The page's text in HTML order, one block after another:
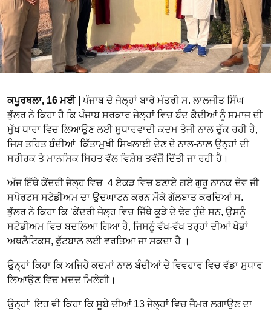
ਕਪੂਰਥਲਾ, 16 ਮਈ | ਪੰਜਾਬ ਦੇ ਜੇਲ੍ਹਾਂ ਬਾਰੇ ਮੰਤਰੀ ਸ. ਲਾਲਜੀਤ ਸਿੰਘ
ਭੁੱਲਰ ਨੇ ਕਿਹਾ ਹੈ ਕਿ ਪੰਜਾਬ ਸਰਕਾਰ ਜੇਲ੍ਹਾਂ ਵਿਚ ਬੰਦ ਕੈਦੀਆਂ ਨੂੰ ਸਮਾਜ ਦੀ
ਮੁੱਖ ਧਾਰਾ ਵਿਚ ਲਿਆਉਣ ਲਈ ਸੁਧਾਰਵਾਦੀ ਕਦਮ ਤੇਜੀ ਨਾਲ ਚੁੱਕ ਰਹੀ ਹੈ,
ਜਿਸ ਤਹਿਤ ਬੰਦੀਆਂ ਕਿੱਤਾਮੁਖੀ ਸਿਖਲਾਈ ਦੇਣ ਦੇ ਨਾਲ-ਨਾਲ ਉਨ੍ਹਾਂ ਦੀ
ਸਰੀਰਕ ਤੇ ਮਾਨਸਿਕ ਸਿਹਤ ਵੱਲ ਵਿਸ਼ੇਸ਼ ਤਵੱਜ਼ੋਂ ਦਿੱਤੀ ਜਾ ਰਹੀ ਹੈ।
ਅੱਜ ਇੱਥੇ ਕੇਂਦਰੀ ਜੇਲ੍ਹ ਵਿਚ 4 ਏਕੜ ਵਿਚ ਬਣਾਏ ਗਏ ਗੁਰੂ ਨਾਨਕ ਦੇਵ ਜੀ
ਸਪੋਰਟਸ ਸਟੇਡੀਅਮ ਦਾ ਉਦਘਾਟਨ ਕਰਨ ਮੌਕੇ ਗੱਲਬਾਤ ਕਰਦਿਆਂ ਸ.
ਭੁੱਲਰ ਨੇ ਕਿਹਾ ਕਿ ‘ਕੇਂਦਰੀ ਜੇਲ੍ਹ ਵਿਚ ਜਿੱਥੇ ਕੂੜੇ ਦੇ ਢੇਰ ਹੁੰਦੇ ਸਨ, ਉਸਨੂੰ
ਸਟੇਡੀਅਮ ਵਿਚ ਬਦਲਿਆ ਗਿਆ ਹੈ, ਜਿਸਨੂੰ ਵੱਖ-ਵੱਖ ਤਰ੍ਹਾਂ ਦੀਆਂ ਖੇਡਾਂ
ਅਥਲੈਟਿਕਸ, ਫੁੱਟਬਾਲ ਲਈ ਵਰਤਿਆ ਜਾ ਸਕਦਾ ਹੈ ।
ਉਨ੍ਹਾਂ ਕਿਹਾ ਕਿ ਅਜਿਹੇ ਕਦਮਾਂ ਨਾਲ ਬੰਦੀਆਂ ਦੇ ਵਿਵਹਾਰ ਵਿਚ ਵੱਡਾ ਸੁਧਾਰ
ਲਿਆਉਣ ਵਿਚ ਮਦਦ ਮਿਲੇਗੀ।
ਉਨ੍ਹਾਂ ਇਹ ਵੀ ਕਿਹਾ ਕਿ ਸੂਬੇ ਦੀਆਂ 13 ਜੇਲ੍ਹਾਂ ਵਿਚ ਜੈਮਰ ਲਗਾਉਣ ਦਾ